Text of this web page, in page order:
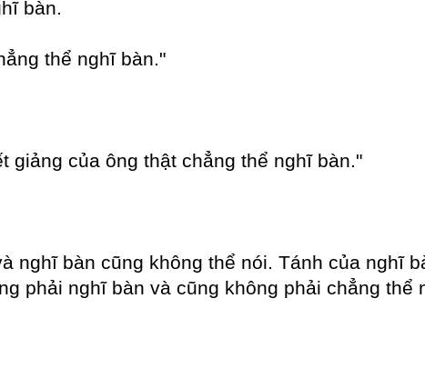
bàn.
thể nghĩ bàn."
của ông thật chẳng thể nghĩ bàn."
nghĩ bàn cũng không thể nói. Tánh của nghĩ
phải nghĩ bàn và cũng không phải chẳng thể